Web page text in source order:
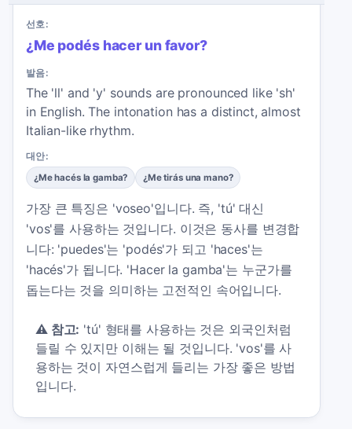
선호:
¿Me podés hacer un favor?
발음:
The 'll' and 'y' sounds are pronounced like 'sh'
in English. The intonation has a distinct, almost
Italian-like rhythm.
대안:
¿Me hacés la gamba? ¿Me tirás una mano?
가장 큰 특징은 'voseo'입니다. 즉, 'tú' 대신
'vos'를 사용하는 것입니다. 이것은 동사를 변경합
니다: 'puedes'는 'podés'가 되고 'haces'는
'hacés'가 됩니다. 'Hacer la gamba'는 누군가를
돕는다는 것을 의미하는 고전적인 속어입니다.
⚠️ 참고: 'tú' 형태를 사용하는 것은 외국인처럼
들릴 수 있지만 이해는 될 것입니다. 'vos'를 사
용하는 것이 자연스럽게 들리는 가장 좋은 방법
입니다.